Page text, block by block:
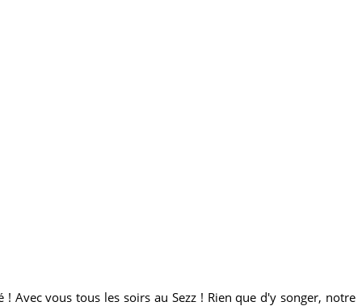
Avec vous tous les soirs au Sezz ! Rien que d'y songer, notre